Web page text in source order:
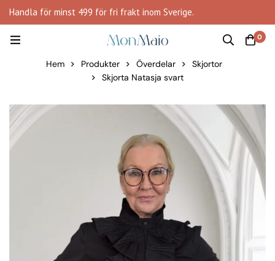
Handla för minst 499 för fri frakt inom Sverige.
0
Hem Produkter Överdelar
Skjortor
Skjorta Natasja svart